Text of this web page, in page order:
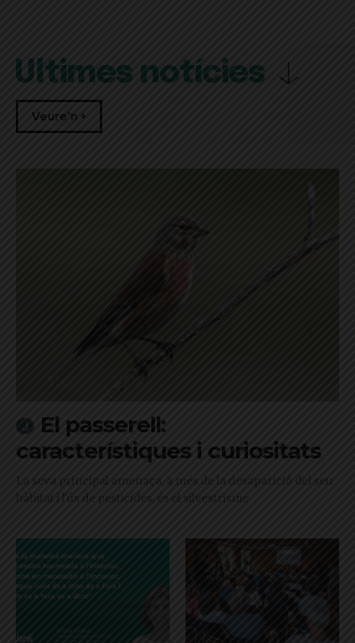
Últimes notícies
Veure'n +
El passerell:
característiques i curiositats
La seva principal amenaça, a més de la desaparició del seu
hàbitat i l'ús de pesticides, és el silvestrisme